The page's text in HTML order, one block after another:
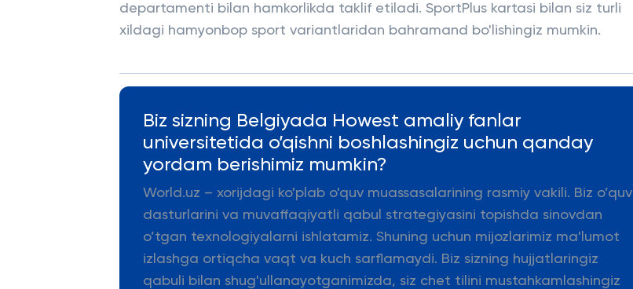
departamenti bilan hamkorlikda taklif etiladi. SportPlus kartasi bilan siz turli
xildagi hamyonbop sport variantlaridan bahramand bo'lishingiz mumkin.
Biz sizning Belgiyada Howest amaliy fanlar
universitetida o’qishni boshlashingiz uchun qanday
yordam berishimiz mumkin?
World.uz – xorijdagi ko'plab o'quv muassasalarining rasmiy vakili. Biz o’quv
dasturlarini va muvaffaqiyatli qabul strategiyasini topishda sinovdan
o’tgan texnologiyalarni ishlatamiz. Shuning uchun mijozlarimiz ma'lumot
izlashga ortiqcha vaqt va kuch sarflamaydi. Biz sizning hujjatlaringiz
qabuli bilan shug'ullanayotganimizda, siz chet tilini mustahkamlashingiz